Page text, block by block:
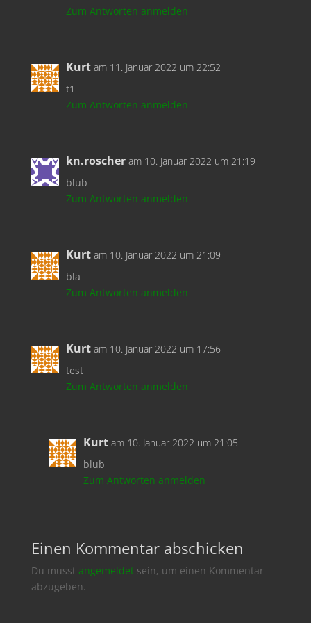
t4
t5
t7
q1
Zum Antworten anmelden
Kurt am 11. Januar 2022 um 22:52
t1
Zum Antworten anmelden
kn.roscher am 10. Januar 2022 um 21:19
blub
Zum Antworten anmelden
Kurt am 10. Januar 2022 um 21:09
bla
Zum Antworten anmelden
Kurt am 10. Januar 2022 um 17:56
test
Zum Antworten anmelden
Kurt am 10. Januar 2022 um 21:05
blub
Zum Antworten anmelden
Einen Kommentar abschicken
Du musst angemeldetsein, um einen Kommentar
abzugeben.